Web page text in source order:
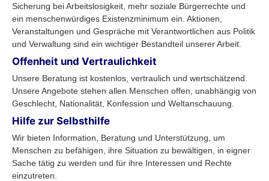
Sicherung bei Arbeitslosigkeit, mehr soziale Bürgerrechte und
ein menschenwürdiges Existenzminimum ein. Aktionen,
Veranstaltungen und Gespräche mit Verantwortlichen aus Politik
und Verwaltung sind ein wichtiger Bestandteil unserer Arbeit.
Offenheit und Vertraulichkeit
Unsere Beratung ist kostenlos, vertraulich und wertschätzend.
Unsere Angebote stehen allen Menschen offen, unabhängig von
Geschlecht, Nationalität, Konfession und Weltanschauung.
Hilfe zur Selbsthilfe
Wir bieten Information, Beratung und Unterstützung, um
Menschen zu befähigen, ihre Situation zu bewältigen, in eigner
Sache tätig zu werden und für ihre Interessen und Rechte
einzutreten.